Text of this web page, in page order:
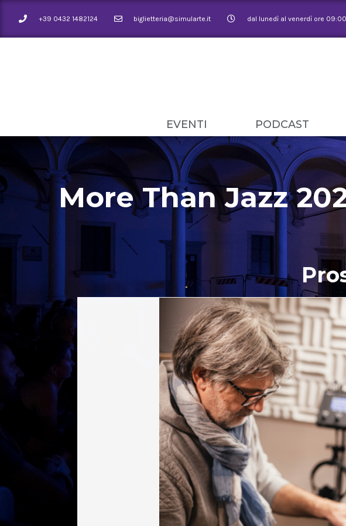
+39 0432 1482124 biglietteria@simularte.it dal lunedì al venerdì ore 09:00
EVENTI PODCAST
More Than Jazz